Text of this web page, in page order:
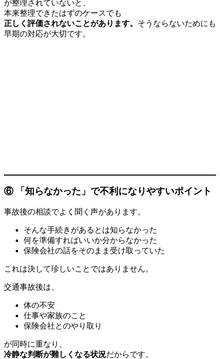
が整理されていないと、
本来整理できたはずのケースでも
正しく評価されないことがあります。 そうならないためにも
早期の対応が大切です。
⑥ 「知らなかった」で不利になりやすいポイント
事故後の相談でよく聞く声があります。
そんな手続きがあるとは知らなかった
何を準備すればいいか分からなかった
保険会社の話をそのまま受け取っていた
これは決して珍しいことではありません。
交通事故後は、
体の不安
仕事や家族のこと
保険会社とのやり取り
が同時に重なり、
冷静な判断が難しくなる状況だからです。